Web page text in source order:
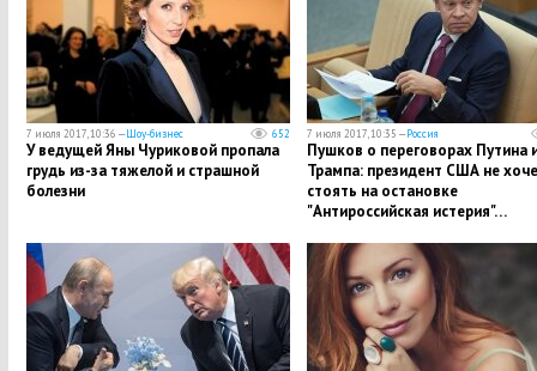
7 июля 2017, 10:36 —Шоу-бизнес 652
У ведущей Яны Чуриковой пропала
грудь из-за тяжелой и страшной
болезни
7 июля 2017, 10:35 —Россия
Пушков о переговорах Путина
Трампа: президент США не
стоять на остановке
"Антироссийская истерия"…